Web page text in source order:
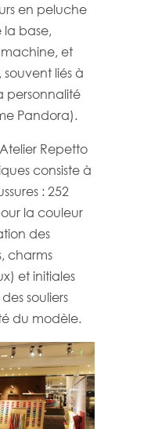
en peluche
la base,
et
liés à
personnalité
Pandora).
Repetto
consiste à
: 252
la couleur
des
charms
et initiales
souliers
du modèle.